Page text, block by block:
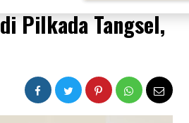
Pilkada Tangsel,